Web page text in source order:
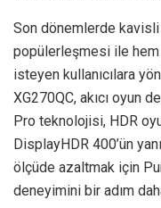
Son dönemlerde
popülerleşmesi ile
isteyen kullanıcılara
XG270QC, akıcı oyun
Pro teknolojisi, HDR
DisplayHDR 400’ün
ölçüde azaltmak için
deneyimini bir adım